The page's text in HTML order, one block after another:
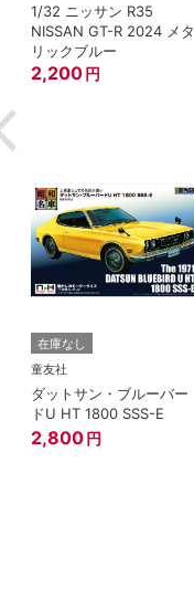
1/32 ニッサン R35
NISSAN GT-R 2024 メタ
リックブルー
2,200 円
在庫なし
童友社
ダットサン・ブルーバー
ドU HT 1800 SSS-E
2,800 円